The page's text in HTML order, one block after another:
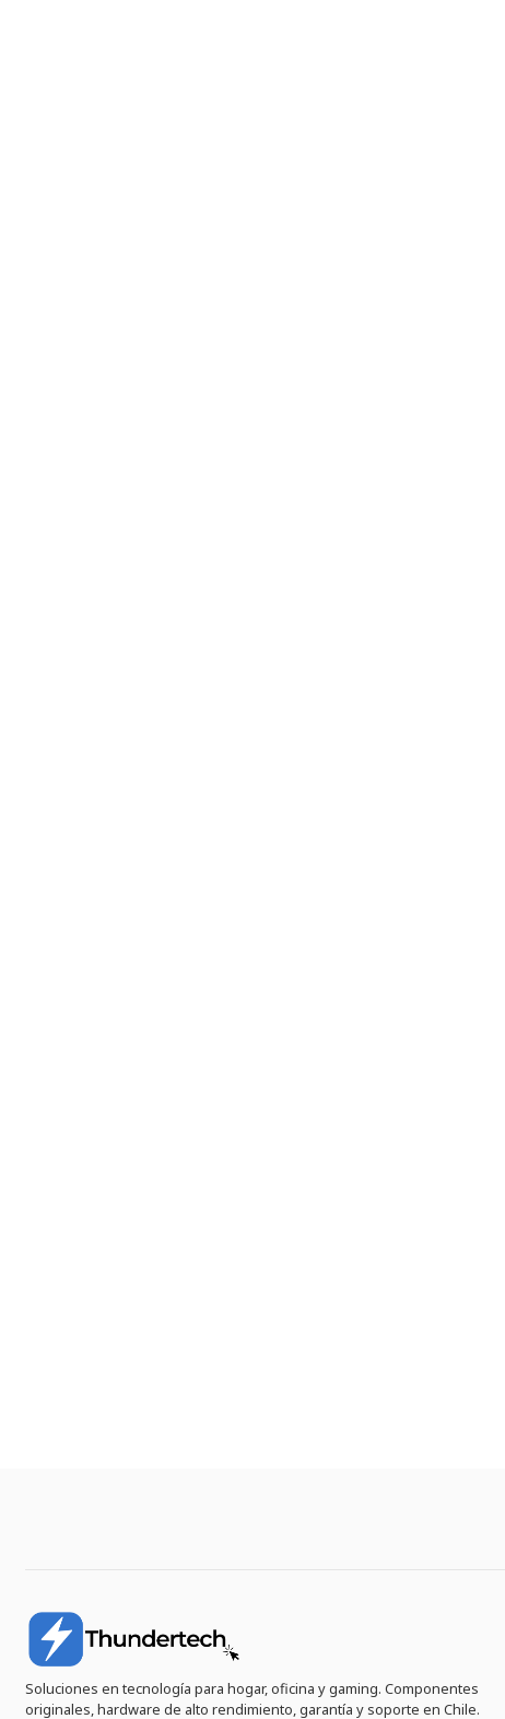
Soluciones en tecnología para hogar, oficina y gaming. Componentes
originales, hardware de alto rendimiento, garantía y soporte en Chile.